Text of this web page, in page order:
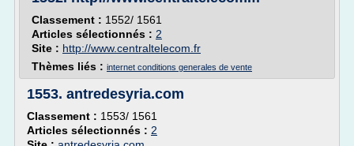
Classement : 1552/ 1561
Articles sélectionnés : 2
Site : http://www.centraltelecom.fr
Thèmes liés : internet conditions generales de vente
1553. antredesyria.com
Classement : 1553/ 1561
Articles sélectionnés : 2